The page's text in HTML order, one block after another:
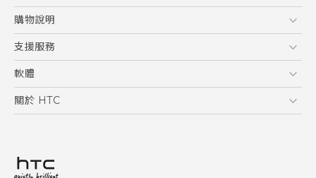
智慧型手機
配件
HTC Research
購物說明
購物須知
訂單管理
付款方式
支援服務
到府收送維修服務
服務中心資訊
客戶服務佈告欄
軟體
應用程式
HTC Sync Manager
關於 HTC
投資人